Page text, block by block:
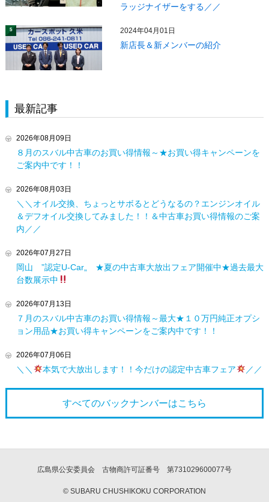
ラッジナイザーをする／／
5 2024年04月01日
新店長＆新メンバーの紹介
最新記事
2026年08月09日
８月のスバル中古車のお買い得情報～★お買い得キャンペーンを
ご案内中です！！
2026年08月03日
＼＼オイル交換、ちょっとサボるとどうなるの？エンジンオイル
＆デフオイル交換してみました！！＆中古車お買い得情報のご案
内／／
2026年07月27日
岡山 ”認定U-Car„ ★夏の中古車大放出フェア開催中★過去最大
台数展示中
2026年07月13日
７月のスバル中古車のお買い得情報～最大★１０万円純正オプシ
ョン用品★お買い得キャンペーンをご案内中です！！
2026年07月06日
＼＼ 本気で大放出します！！今だけの認定中古車フェア ／／
すべてのバックナンバーはこちら
広島県公安委員会 古物商許可証番号 第731029600077号
© SUBARU CHUSHIKOKU CORPORATION